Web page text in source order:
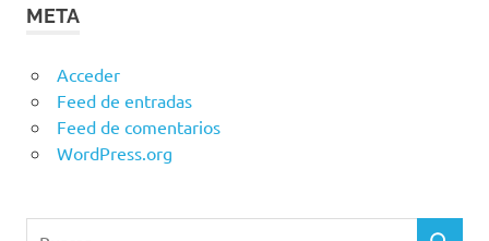
META
Acceder
Feed de entradas
Feed de comentarios
WordPress.org